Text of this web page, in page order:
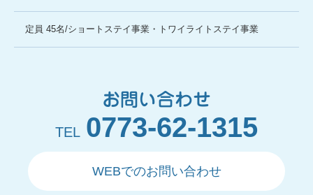
定員 45名/ショートステイ事業・トワイライトステイ事業
お問い合わせ
TEL 0773-62-1315
WEBでのお問い合わせ